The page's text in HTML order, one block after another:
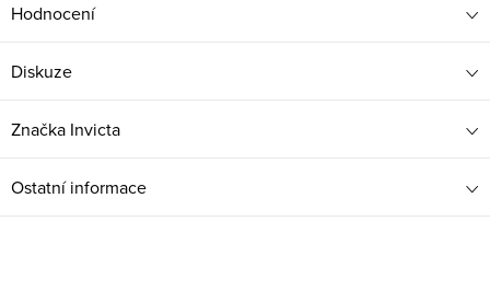
Hodnocení
Diskuze
Značka Invicta
Ostatní informace